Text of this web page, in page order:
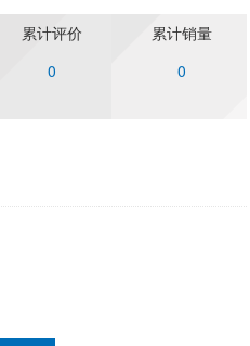
累计评价
0
累计销量
0